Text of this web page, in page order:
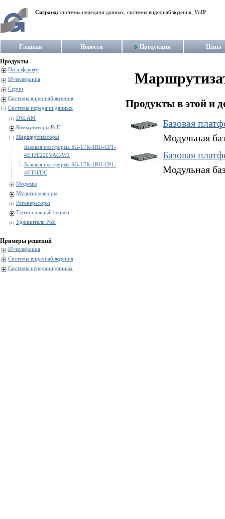
Сигранд: системы передачи данных, системы видеонаблюдения, VoIP.
Главная Новости Продукция Цены
Продукты
По алфавиту
IP-телефония
Серии
Системы видеонаблюдения
Системы передачи данных
DSLAM
Коммутаторы PoE
Маршрутизаторы
Базовая платформа SG-17R-1RU-CP1-
4ETH/220VAC-W1
Базовая платформа SG-17R-1RU-CP1-
4ETH/DC
Модемы
Мультиплексоры
Регенераторы
Терминальный сервер
Удлинители PoE
Примеры решений
IP-телефония
Системы видеонаблюдения
Системы передачи данных
Продукты в этой и
Базовая
Модульная
Базовая
Модульная